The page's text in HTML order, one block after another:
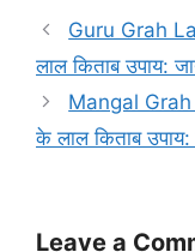
Guru Grah
लाल किताब उपाय:
Mangal
के लाल किताब
Leave a